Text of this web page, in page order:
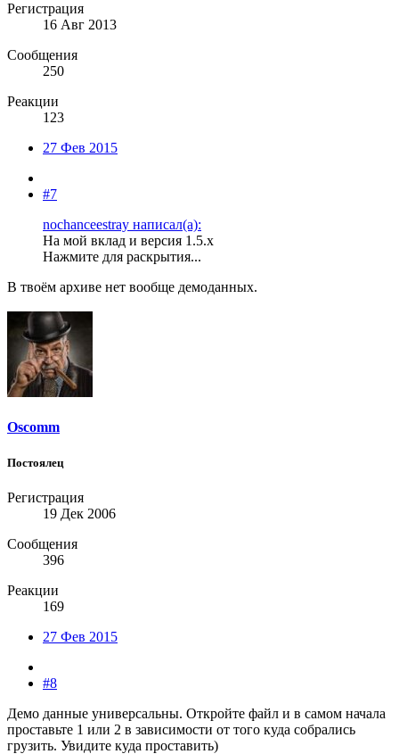
Регистрация
16 Авг 2013
Сообщения
250
Реакции
123
27 Фев 2015
#7
nochanceestray написал(а):
На мой вклад и версия 1.5.x
Нажмите для раскрытия...
В твоём архиве нет вообще демоданных.
Oscomm
Постоялец
Регистрация
19 Дек 2006
Сообщения
396
Реакции
169
27 Фев 2015
#8
Демо данные универсальны. Откройте файл и в самом начала
проставьте 1 или 2 в зависимости от того куда собрались
грузить. Увидите куда проставить)